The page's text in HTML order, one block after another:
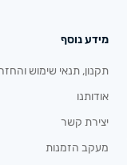
מידע נוסף
תקנון, תנאי שימוש
אודותנו
יצירת קשר
מעקב הזמנות